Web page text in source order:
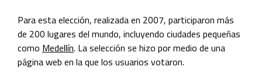
Para esta elección, realizada en 2007, participaron más
de 200 lugares del mundo, incluyendo ciudades pequeñas
como Medellín. La selección se hizo por medio de una
página web en la que los usuarios votaron.